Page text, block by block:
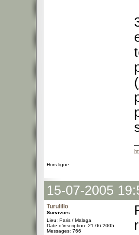
(
Hors ligne
15-07-2005
Turulillo
Survivors
Lieu: Paris / Malaga
Date d'inscription: 21-06-2005
Messages: 766